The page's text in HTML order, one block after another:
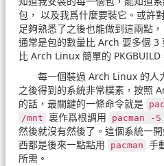
包， 以及我爲什麼要裝它。或許
足夠熟悉了之後也能做到這兩點
通常是包的數量比 Arch 要多個 3
比 Arch Linux 簡單的 PKGBUILD
每一個裝過 Arch Linux 的
之後得到的系統非常樸素，按照
的話，最關鍵的一條命令就是
/​mnt 裏作爲根調用 pacman -
然後就沒有然後了。這個系統一
西都是後來一點點用
pacman 手
所需。